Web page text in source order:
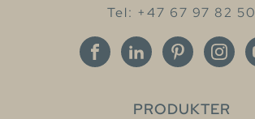
Tel: +47 67 97 82 50
PRODUKTER